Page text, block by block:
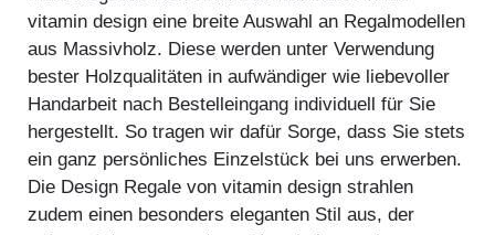
vitamin design eine breite Auswahl an Regalmodellen
aus Massivholz. Diese werden unter Verwendung
bester Holzqualitäten in aufwändiger wie liebevoller
Handarbeit nach Bestelleingang individuell für Sie
hergestellt. So tragen wir dafür Sorge, dass Sie stets
ein ganz persönliches Einzelstück bei uns erwerben.
Die Design Regale von vitamin design strahlen
zudem einen besonders eleganten Stil aus, der